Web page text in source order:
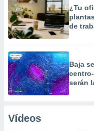
¿Tu
de
Baja
serán
Vídeos